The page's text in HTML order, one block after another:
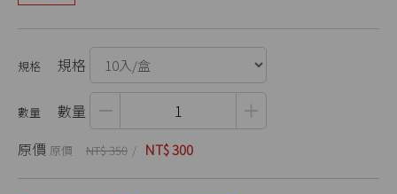
規格
數量
原價
NT$ 350 NT$ 300